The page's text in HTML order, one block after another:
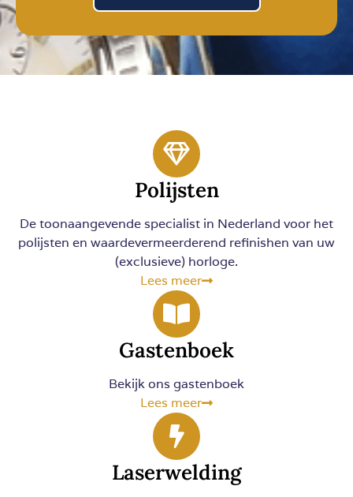
Polijsten
De toonaangevende specialist in Nederland voor het
polijsten en waardevermeerderend refinishen van uw
(exclusieve) horloge.
Lees meer
Gastenboek
Bekijk ons gastenboek
Lees meer
Laserwelding